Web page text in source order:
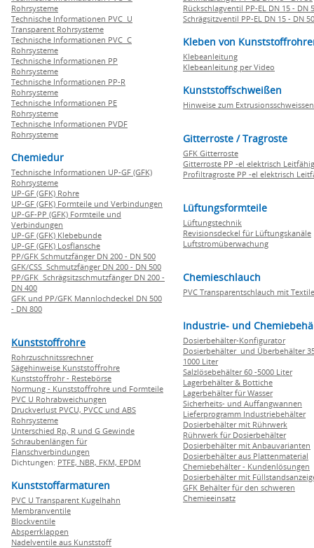
Rohrsysteme
Technische Informationen PVC U
Transparent Rohrsysteme
Technische Informationen PVC C
Rohrsysteme
Technische Informationen PP
Rohrsysteme
Technische Informationen PP-R
Rohrsysteme
Technische Informationen PE
Rohrsysteme
Technische Informationen PVDF
Rohrsysteme
Chemiedur
Technische Informationen UP-GF (GFK)
Rohrsysteme
UP-GF (GFK) Rohre
UP-GF (GFK) Formteile und Verbindungen
UP-GF-PP (GFK) Formteile und
Verbindungen
UP-GF (GFK) Klebebunde
UP-GF (GFK) Losflansche
PP/GFK Schmutzfänger DN 200 - DN 500
GFK/CSS Schmutzfänger DN 200 - DN 500
PP/GFK Schrägsitzschmutzfänger DN 200 -
DN 400
GFK und PP/GFK Mannlochdeckel DN 500
- DN 800
Kunststoffrohre
Rohrzuschnitssrechner
Sägehinweise Kunststoffrohre
Kunststoffrohr - Restebörse
Normung - Kunststoffrohre und Formteile
PVC U Rohrabweichungen
Druckverlust PVCU, PVCC und ABS
Rohrsysteme
Unterschied Rp, R und G Gewinde
Schraubenlängen für
Flanschverbindungen
Dichtungen: PTFE, NBR, FKM, EPDM
Kunststoffarmaturen
PVC U Transparent Kugelhahn
Membranventile
Blockventile
Absperrklappen
Nadelventile aus Kunststoff
Rückschlagventil PP-EL DN 15 - DN
Schrägsitzventil PP-EL DN 15 - DN 50
Kleben von
Klebeanleitung
Klebeanleitung per Video
Kunststoffschweißen
Hinweise zum Extrusionsschweissen
Gitterroste / Tragroste
GFK Gitterroste
Gitterroste PP -el elektrisch Leitfähig
Profiltragroste PP -el elektrisch
Lüftungsformteile
Lüftungstechnik
Revisionsdeckel für Lüftungskanäle
Luftstromüberwachung
Chemieschlauch
PVC Transparentschlauch mit
Industrie- und
Dosierbehälter-Konfigurator
Dosierbehälter und Überbehälter
1000 Liter
Salzlösebehälter 60 -5000 Liter
Lagerbehälter & Bottiche
Lagerbehälter für Wasser
Sicherheits- und Auffangwannen
Lieferprogramm Industriebehälter
Dosierbehälter mit Rührwerk
Rührwerk für Dosierbehälter
Dosierbehälter mit Anbauvarianten
Dosierbehälter aus Plattenmaterial
Chemiebehälter - Kundenlösungen
Dosierbehälter mit
GFK Behälter für den schweren
Chemieeinsatz